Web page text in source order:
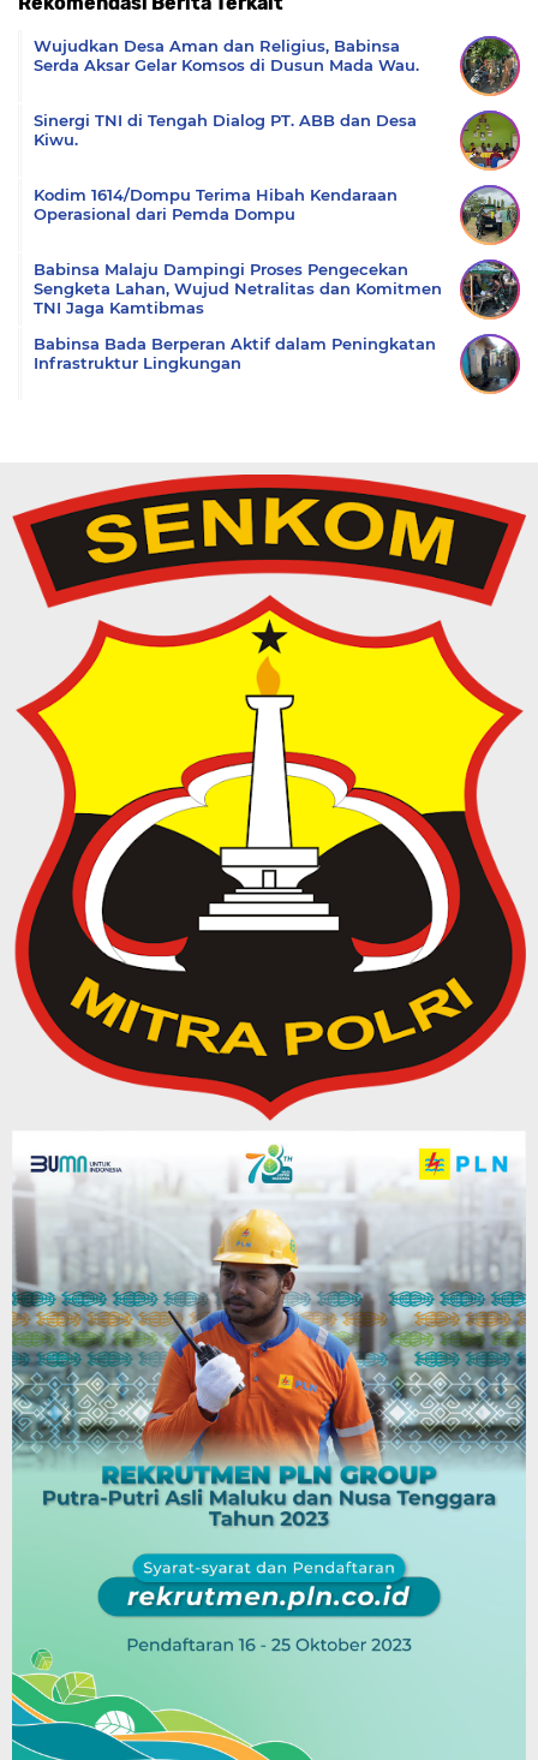
Wujudkan Desa Aman dan Religius, Babinsa
Serda Aksar Gelar Komsos di Dusun Mada Wau.
Sinergi TNI di Tengah Dialog PT. ABB dan Desa
Kiwu.
Kodim 1614/Dompu Terima Hibah Kendaraan
Operasional dari Pemda Dompu
Babinsa Malaju Dampingi Proses Pengecekan
Sengketa Lahan, Wujud Netralitas dan Komitmen
TNI Jaga Kamtibmas
Babinsa Bada Berperan Aktif dalam Peningkatan
Infrastruktur Lingkungan